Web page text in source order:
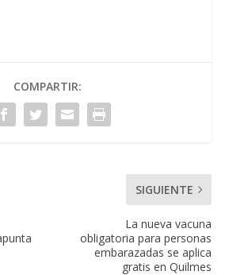
COMPARTIR:
SIGUIENTE
La nueva vacuna
obligatoria para personas
embarazadas se aplica
gratis en Quilmes